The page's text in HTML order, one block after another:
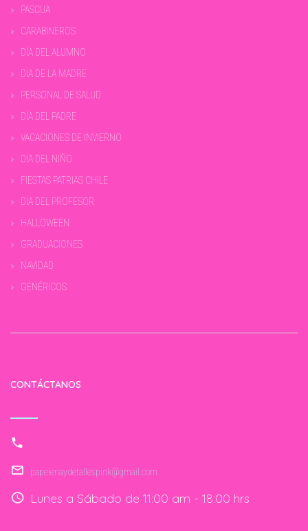
PASCUA
CARABINEROS
DÍA DEL ALUMNO
DIA DE LA MADRE
PERSONAL DE SALUD
DÍA DEL PADRE
VACACIONES DE INVIERNO
DIA DEL NIÑO
FIESTAS PATRIAS CHILE
DIA DEL PROFESOR
HALLOWEEN
GRADUACIONES
NAVIDAD
GENÉRICOS
CONTÁCTANOS
papeleriaydetallespink@gmail.com
Lunes a Sábado de 11:00 am - 18:00 hrs